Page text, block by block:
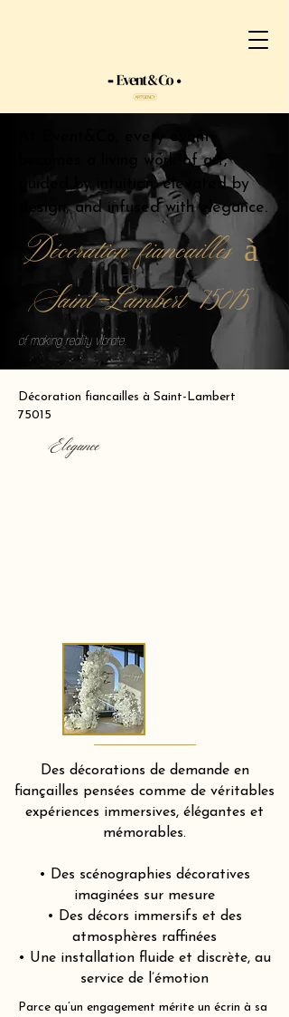
At Event&Co, every event
becomes a living work of art,
guided by intuition, elevated by
design, and infused with elegance.
Décoration fiancailles à
Saint-Lambert 75015
of making reality vibrate.
Décoration fiancailles à Saint-Lambert
75015
Elegance
Des décorations de demande en
fiançailles pensées comme de véritables
expériences immersives, élégantes et
mémorables.
• Des scénographies décoratives
imaginées sur mesure
• Des décors immersifs et des
atmosphères raffinées
• Une installation fluide et discrète, au
service de l’émotion
Parce qu’un engagement mérite un écrin à sa